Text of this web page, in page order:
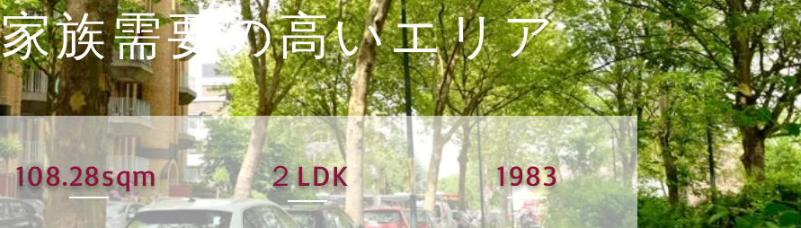
族需要の高いエリア
108.28sqm ２LDK 1983